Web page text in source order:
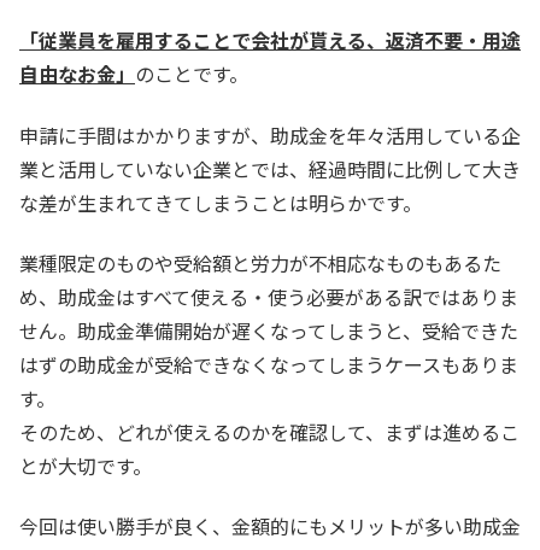
「従業員を雇用することで会社が貰える、返済不要・用途
自由なお金」 のことです。
申請に手間はかかりますが、助成金を年々活用している企
業と活用していない企業とでは、経過時間に比例して大き
な差が生まれてきてしまうことは明らかです。
業種限定のものや受給額と労力が不相応なものもあるた
め、助成金はすべて使える・使う必要がある訳ではありま
せん。助成金準備開始が遅くなってしまうと、受給できた
はずの助成金が受給できなくなってしまうケースもありま
す。
そのため、どれが使えるのかを確認して、まずは進めるこ
とが大切です。
今回は使い勝手が良く、金額的にもメリットが多い助成金